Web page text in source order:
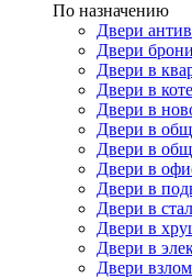
По назначению
Двери
Двери
Двери в
Двери в
Двери в
Двери в
Двери в
Двери в
Двери в
Двери в
Двери в
Двери в
Двери